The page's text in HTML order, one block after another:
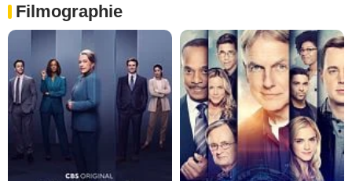
Filmographie